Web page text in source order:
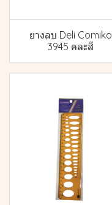
ยางลบ Deli Comiko
3945 คละสี